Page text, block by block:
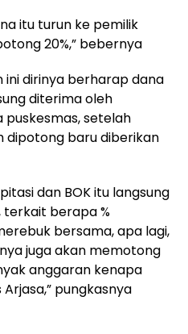
itu turun ke pemilik
20%,” bebernya
ini dirinya berharap dana
diterima oleh
puskesmas, setelah
dipotong baru diberikan
dan BOK itu langsung
terkait berapa %
bersama, apa lagi,
juga akan memotong
anggaran kenapa
pungkasnya